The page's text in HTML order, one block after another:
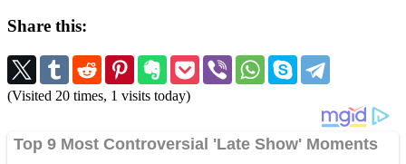
Share this:
(Visited 20 times, 1 visits today)